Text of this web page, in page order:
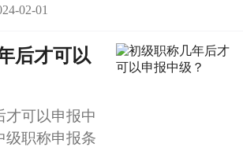
02-01
后才可以
才可以申报中
级职称申报条